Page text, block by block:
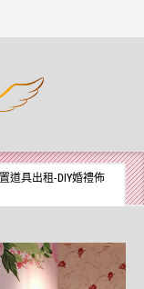
道具出租-DIY婚禮佈